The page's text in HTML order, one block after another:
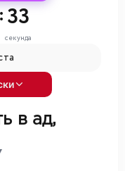
30
секунда
в ад,